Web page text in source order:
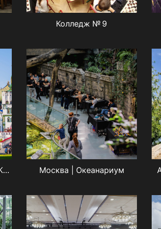
Колледж № 9
Москва | Измайловский Кремль Москва | Океанариум